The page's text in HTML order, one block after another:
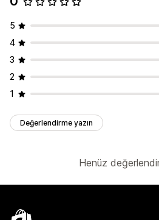
5
4
3
2
1
Değerlendirme yazın
Henüz